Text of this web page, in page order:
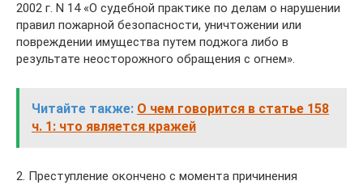
2002 г. N 14 «О судебной практике по делам о нарушении
правил пожарной безопасности, уничтожении или
повреждении имущества путем поджога либо в
результате неосторожного обращения с огнем».
Читайте также: О чем говорится в статье 158
ч. 1: что является кражей
2. Преступление окончено с момента причинения